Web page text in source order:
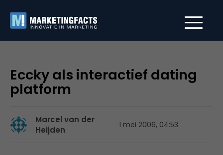
Eccky als interactief dating
platform
Marcel van der
Heijden
1 mei 2006, 04:53